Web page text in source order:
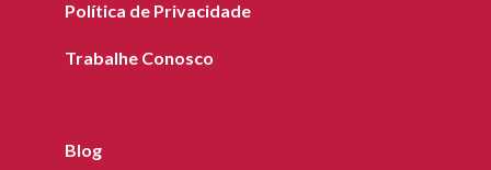
Política de Privacidade
Trabalhe Conosco
Blog